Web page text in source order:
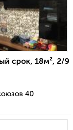
срок, 18м², 2/9
40